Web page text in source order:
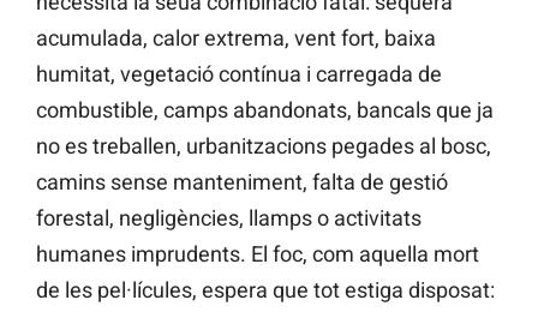
acumulada, calor extrema, vent fort, baixa
humitat, vegetació contínua i carregada de
combustible, camps abandonats, bancals que ja
no es treballen, urbanitzacions pegades al bosc,
camins sense manteniment, falta de gestió
forestal, negligències, llamps o activitats
humanes imprudents. El foc, com aquella mort
de les pel·lícules, espera que tot estiga disposat: